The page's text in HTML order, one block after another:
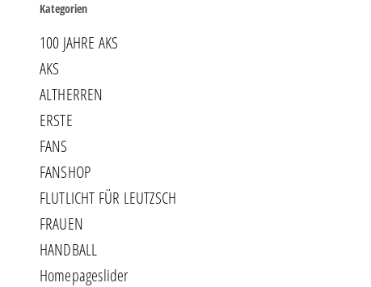
Kategorien
100 JAHRE AKS
AKS
ALTHERREN
ERSTE
FANS
FANSHOP
FLUTLICHT FÜR LEUTZSCH
FRAUEN
HANDBALL
Homepageslider